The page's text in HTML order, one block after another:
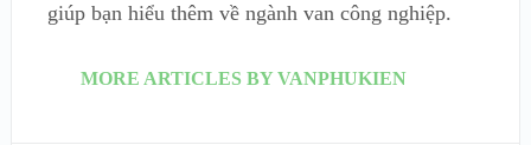
giúp bạn hiểu thêm về ngành van công nghiệp.
MORE ARTICLES BY VANPHUKIEN